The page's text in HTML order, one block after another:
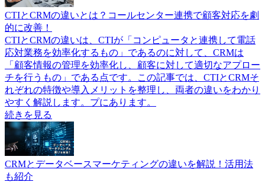
CTIとCRMの違いとは？コールセンター連携で顧客対応を劇
的に改善！
CTIとCRMの違いは、CTIが「コンピュータと連携して電話
応対業務を効率化するもの」であるのに対して、CRMは
「顧客情報の管理を効率化し、顧客に対して適切なアプロー
チを行うもの」である点です。この記事では、CTIとCRMそ
れぞれの特徴や導入メリットを整理し、両者の違いをわかり
やすく解説します。プにあります。
続きを見る
CRMとデータベースマーケティングの違いを解説！活用法
も紹介